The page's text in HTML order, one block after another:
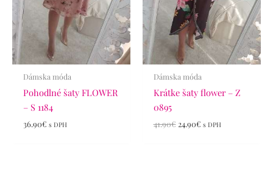
Dámska móda
Pohodlné šaty FLOWER
– S 1184
36.90€ s DPH
Dámska móda
Krátke šaty flower – Z
0895
41.90€ 24.90€ s DPH